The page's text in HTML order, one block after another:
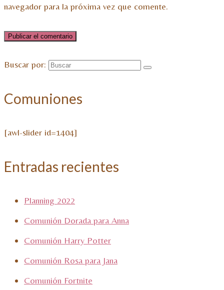
navegador para la próxima vez que comente.
Buscar por:
Comuniones
[awl-slider id=1404]
Entradas recientes
Planning 2022
Comunión Dorada para Anna
Comunión Harry Potter
Comunión Rosa para Jana
Comunión Fortnite